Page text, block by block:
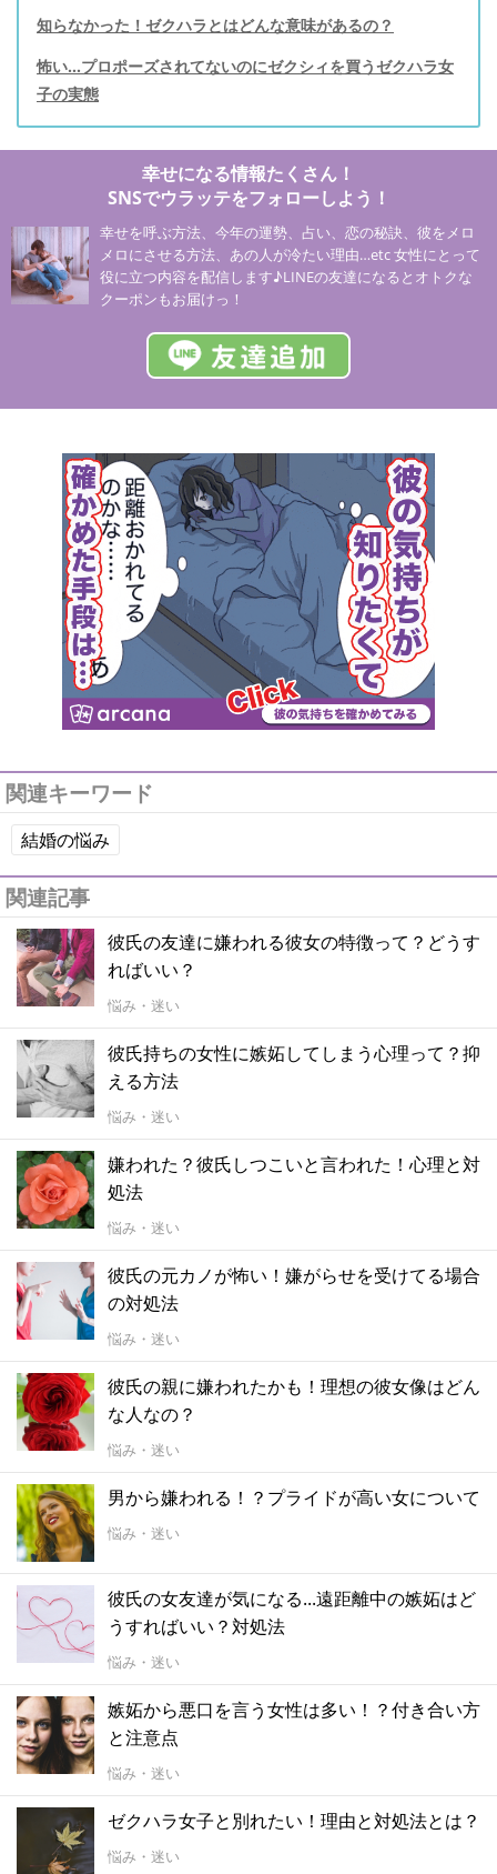
知らなかった！ゼクハラとはどんな意味があるの？
怖い…プロポーズされてないのにゼクシィを買うゼクハラ女
子の実態
幸せになる情報たくさん！
SNSでウラッテをフォローしよう！
幸せを呼ぶ方法、今年の運勢、占い、恋の秘訣、彼をメロ
メロにさせる方法、あの人が冷たい理由…etc 女性にとって
役に立つ内容を配信します♪LINEの友達になるとオトクな
クーポンもお届けっ！
関連キーワード
結婚の悩み
関連記事
彼氏の友達に嫌われる彼女の特徴って？どうす
ればいい？
悩み・迷い
彼氏持ちの女性に嫉妬してしまう心理って？抑
える方法
悩み・迷い
嫌われた？彼氏しつこいと言われた！心理と対
処法
悩み・迷い
彼氏の元カノが怖い！嫌がらせを受けてる場合
の対処法
悩み・迷い
彼氏の親に嫌われたかも！理想の彼女像はどん
な人なの？
悩み・迷い
男から嫌われる！？プライドが高い女について
悩み・迷い
彼氏の女友達が気になる...遠距離中の嫉妬はど
うすればいい？対処法
悩み・迷い
嫉妬から悪口を言う女性は多い！？付き合い方
と注意点
悩み・迷い
ゼクハラ女子と別れたい！理由と対処法とは？
悩み・迷い